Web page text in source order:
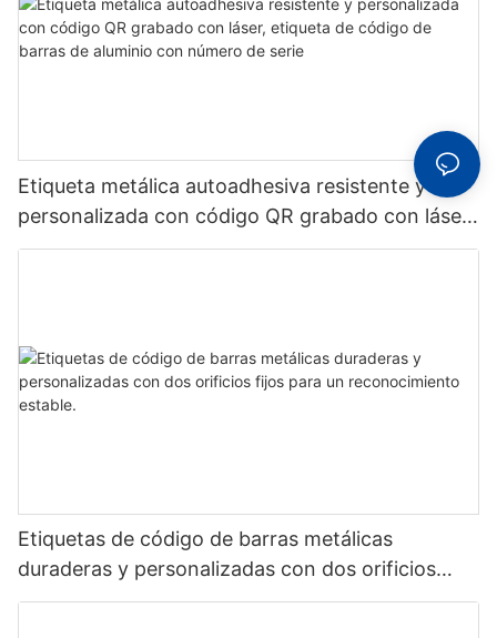
Etiqueta metálica autoadhesiva resistente y
personalizada con código QR grabado con láser,
etiqueta de código de barras de aluminio con
Etiquetas de código de barras metálicas
duraderas y personalizadas con dos orificios
fijos para un reconocimiento estable.